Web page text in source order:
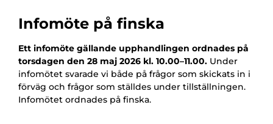
Infomöte på finska
Ett infomöte gällande upphandlingen ordnades på
torsdagen den 28 maj 2026 kl. 10.00–11.00. Under
infomötet svarade vi både på frågor som skickats in i
förväg och frågor som ställdes under tillställningen.
Infomötet ordnades på finska.